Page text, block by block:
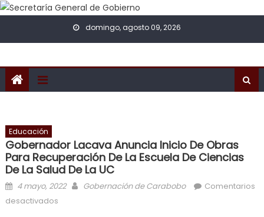
Skip to content
domingo, agosto 09, 2026
Educación
Gobernador Lacava Anuncia Inicio De Obras
Para Recuperación De La Escuela De Ciencias
De La Salud De La UC
Posted on
4 mayo, 2022 Author
Gobernación de Carabobo
Comentarios
desactivados